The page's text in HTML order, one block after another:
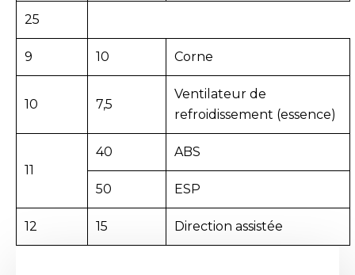
25
9 10 Corne
10 7,5
Ventilateur de
refroidissement (essence)
11
40 ABS
50 ESP
12 15 Direction assistée